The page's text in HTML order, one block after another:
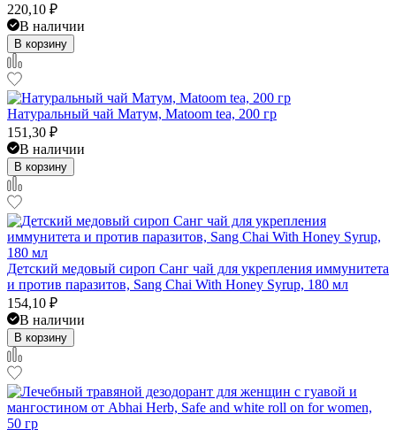
220,10 ₽
В наличии
В корзину
Натуральный чай Матум, Matoom tea, 200 гр
151,30 ₽
В наличии
В корзину
Детский медовый сироп Санг чай для укрепления иммунитета
и против паразитов, Sang Chai With Honey Syrup, 180 мл
154,10 ₽
В наличии
В корзину